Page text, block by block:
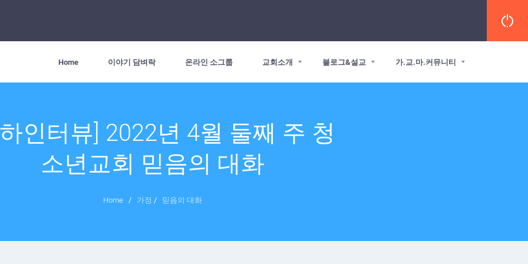
Home 이야기 담벼락 온라인 소그룹 교회소개 블로그&설교 가.교.마.커뮤니티
하인터뷰] 2022년 4월 둘째 주 청
소년교회 믿음의 대화
Home / 가정 / 믿음의 대화